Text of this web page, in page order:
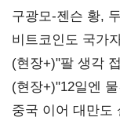
구광모-젠슨 황,
비트코인도 국가
숙제
(현장+)"팔 생각
20억 키맞추기
(현장+)"12일엔
연 홈플러스
중국 이어 대만도